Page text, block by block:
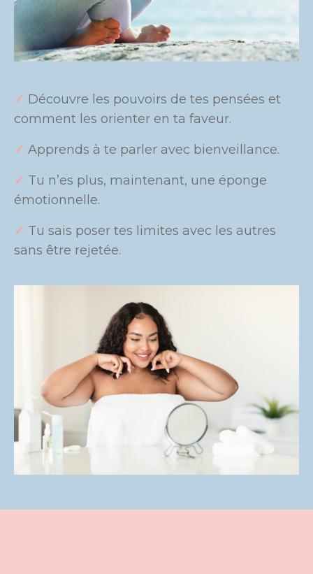
✓ Découvre les pouvoirs de tes pensées et
comment les orienter en ta faveur.
✓ Apprends à te parler avec bienveillance.
✓ Tu n’es plus, maintenant, une éponge
émotionnelle.
✓ Tu sais poser tes limites avec les autres
sans être rejetée.